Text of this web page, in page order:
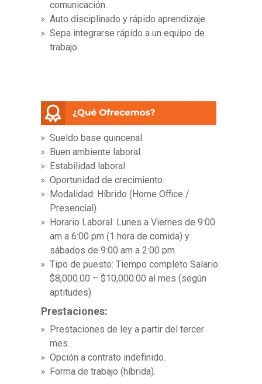
comunicación.
Auto disciplinado y rápido aprendizaje.
Sepa integrarse rápido a un equipo de
trabajo.
Sueldo base quincenal.
Buen ambiente laboral.
Estabilidad laboral.
Oportunidad de crecimiento.
Modalidad: Híbrido (Home Office /
Presencial).
Horario Laboral: Lunes a Viernes de 9:00
am a 6:00 pm (1 hora de comida) y
sábados de 9:00 am a 2:00 pm.
Tipo de puesto: Tiempo completo Salario:
$8,000.00 – $10,000.00 al mes (según
aptitudes)
Prestaciones:
Prestaciones de ley a partir del tercer
mes.
Opción a contrato indefinido.
Forma de trabajo (híbrida).
¿Te gustaría formar parte de
nuestro equipo?
¡Déja tus datos!